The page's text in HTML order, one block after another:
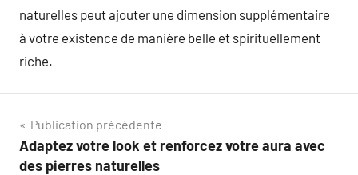
naturelles peut ajouter une dimension supplémentaire
à votre existence de manière belle et spirituellement
riche.
Navigation
de
Publication précédente
Adaptez votre look et renforcez votre aura avec
des pierres naturelles